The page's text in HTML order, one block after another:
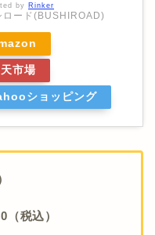
by Rinker
ロード(BUSHIROAD)
市場
ショッピング
税込）